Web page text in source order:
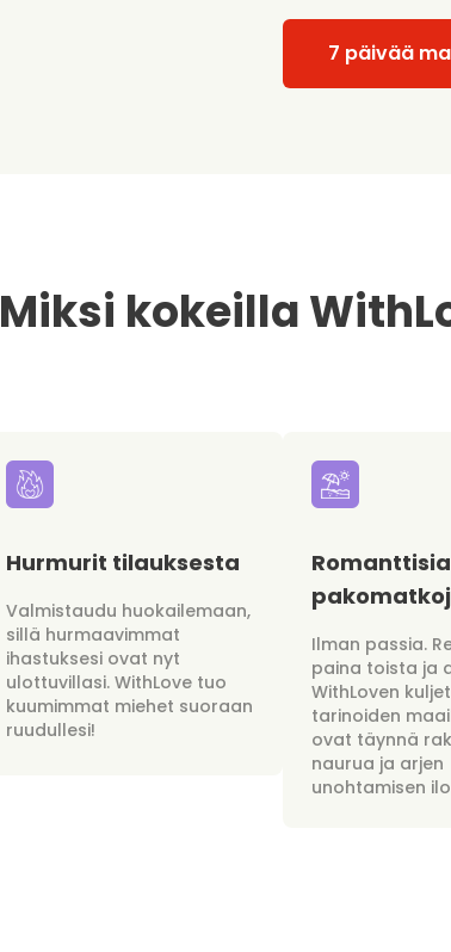
7 päivää
Miksi kokeilla
Hurmurit tilauksesta
Valmistaudu huokailemaan,
sillä hurmaavimmat
ihastuksesi ovat nyt
ulottuvillasi. WithLove tuo
kuumimmat miehet suoraan
ruudullesi!
Romanttisia
Ilman passia.
paina toista ja
WithLoven
tarinoiden
ovat täynnä
naurua ja arjen
unohtamisen